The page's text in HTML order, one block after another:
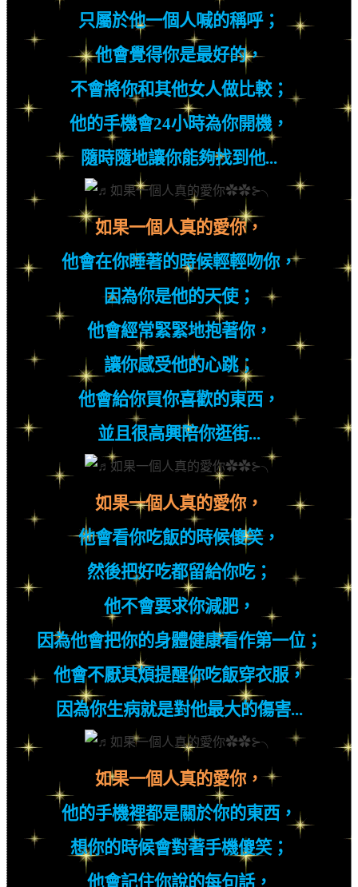
只屬於他一個人喊的稱呼；
他會覺得你是最好的，
不會將你和其他女人做比較；
他的手機會24小時為你開機，
隨時隨地讓你能夠找到他...
如果一個人真的愛你，
他會在你睡著的時候輕輕吻你，
因為你是他的天使；
他會經常緊緊地抱著你，
讓你感受他的心跳；
他會給你買你喜歡的東西，
並且很高興陪你逛街...
如果一個人真的愛你，
他會看你吃飯的時候傻笑，
然後把好吃都留給你吃；
他不會要求你減肥，
因為他會把你的身體健康看作第一位；
他會不厭其煩提醒你吃飯穿衣服，
因為你生病就是對他最大的傷害...
如果一個人真的愛你，
他的手機裡都是關於你的東西，
想你的時候會對著手機傻笑；
他會記住你說的每句話，